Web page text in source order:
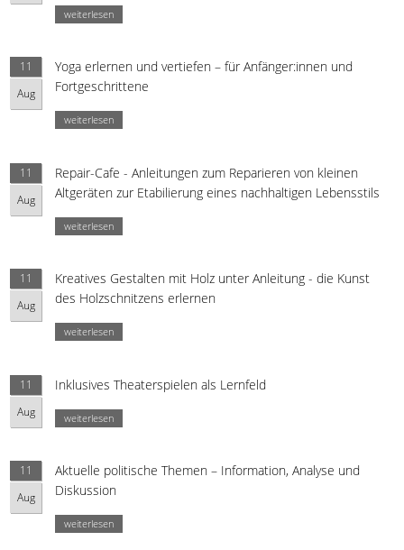
weiterlesen
11
Aug
Yoga erlernen und vertiefen – für Anfänger:innen und
Fortgeschrittene
weiterlesen
11
Aug
Repair-Cafe - Anleitungen zum Reparieren von kleinen
Altgeräten zur Etabilierung eines nachhaltigen Lebensstils
weiterlesen
11
Aug
Kreatives Gestalten mit Holz unter Anleitung - die Kunst
des Holzschnitzens erlernen
weiterlesen
11
Aug
Inklusives Theaterspielen als Lernfeld
weiterlesen
11
Aug
Aktuelle politische Themen – Information, Analyse und
Diskussion
weiterlesen